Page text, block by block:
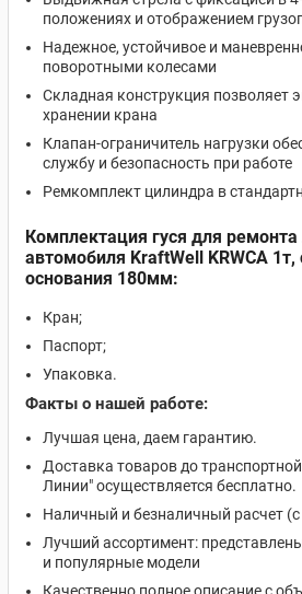
положениях и отображением
Надежное, устойчивое и
поворотными колесами
Складная конструкция позволяет
хранении крана
Клапан-ограничитель нагрузки
службу и безопасность при работе
Ремкомплект цилиндра в
Комплектация гуся для ремонта
автомобиля KraftWell KRWCA 1т,
основания 180мм:
Кран;
Паспорт;
Упаковка.
Факты о нашей работе:
Лучшая цена, даем гарантию.
Доставка товаров до
Линии" осуществляется бесплатно.
Наличный и безналичный расчет
Лучший ассортимент:
и популярные модели